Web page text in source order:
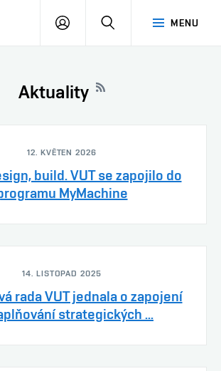
MENU
PŘIHLÁSIT
Aktuality
12. KVĚTEN 2026
build. VUT se zapojilo do
MyMachine
14. LISTOPAD 2025
rada VUT jednala o zapojení
strategických ...